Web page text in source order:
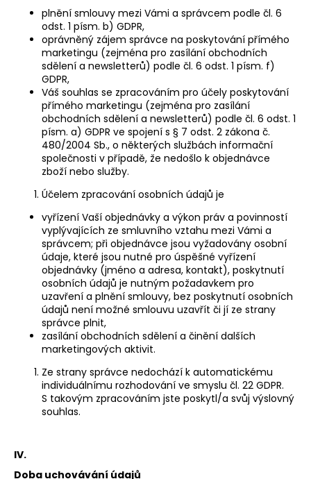
plnění smlouvy mezi Vámi a správcem podle čl. 6
odst. 1 písm. b) GDPR,
oprávněný zájem správce na poskytování přímého
marketingu (zejména pro zasílání obchodních
sdělení a newsletterů) podle čl. 6 odst. 1 písm. f)
GDPR,
Váš souhlas se zpracováním pro účely poskytování
přímého marketingu (zejména pro zasílání
obchodních sdělení a newsletterů) podle čl. 6 odst. 1
písm. a) GDPR ve spojení s § 7 odst. 2 zákona č.
480/2004 Sb., o některých službách informační
společnosti v případě, že nedošlo k objednávce
zboží nebo služby.
Účelem zpracování osobních údajů je
vyřízení Vaší objednávky a výkon práv a povinností
vyplývajících ze smluvního vztahu mezi Vámi a
správcem; při objednávce jsou vyžadovány osobní
údaje, které jsou nutné pro úspěšné vyřízení
objednávky (jméno a adresa, kontakt), poskytnutí
osobních údajů je nutným požadavkem pro
uzavření a plnění smlouvy, bez poskytnutí osobních
údajů není možné smlouvu uzavřít či jí ze strany
správce plnit,
zasílání obchodních sdělení a činění dalších
marketingových aktivit.
Ze strany správce nedochází k automatickému
individuálnímu rozhodování ve smyslu čl. 22 GDPR.
S takovým zpracováním jste poskytl/a svůj výslovný
souhlas.
IV.
Doba uchovávání údajů